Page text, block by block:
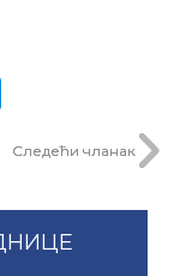
Следећи чланак